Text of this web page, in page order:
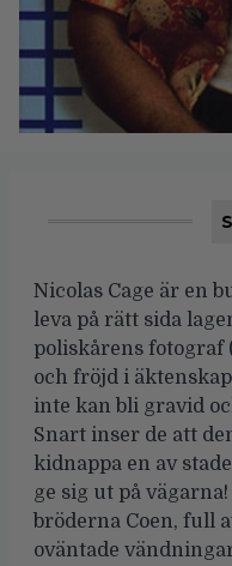
Nicolas Cage är en
leva på rätt sida
poliskårens
och fröjd i
inte kan bli gravid
Snart inser de att
kidnappa en av
ge sig ut på
bröderna Coen, full
oväntade